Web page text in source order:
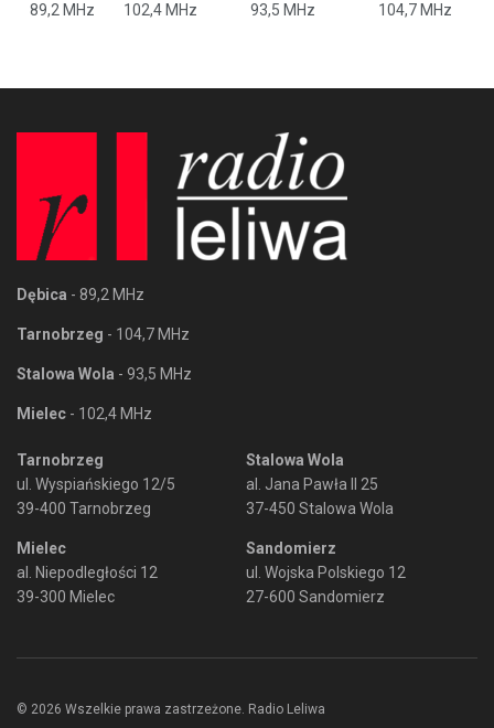
89,2 MHz
102,4 MHz 93,5 MHz 104,7 MHz
Dębica - 89,2 MHz
Tarnobrzeg - 104,7 MHz
Stalowa Wola - 93,5 MHz
Mielec - 102,4 MHz
Tarnobrzeg
ul. Wyspiańskiego 12/5
39-400 Tarnobrzeg
Mielec
al. Niepodległości 12
39-300 Mielec
Stalowa Wola
al. Jana Pawła II 25
37-450 Stalowa Wola
Sandomierz
ul. Wojska Polskiego 12
27-600 Sandomierz
© 2026 Wszelkie prawa zastrzeżone. Radio Leliwa